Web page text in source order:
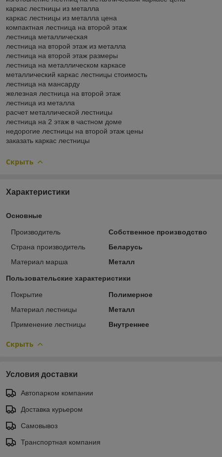
каркас лестницы из металла
каркас лестницы из металла цена
компактная лестница на второй этаж
лестница металлическая
лестница на второй этаж из металла
лестница на второй этаж размеры
лестница на металлическом каркасе
металлический каркас лестницы стоимость
лестница на мансарду
железная лестница на второй этаж
лестница из металла
расчет металлической лестницы
лестница на 2 этаж в частном доме
недорогие лестницы на второй этаж цены
заказать каркас лестницы
Скрыть
Характеристики
Основные
Производитель
Собственное производство
Страна производитель
Беларусь
Материал марша
Металл
Пользовательские характеристики
Покрытие
Полимерное
Материал лестницы
Металл
Применение лестницы
Внутреннее
Скрыть
Условия доставки
Автопарком компании
Доставка курьером
Самовывоз
Транспортная компания